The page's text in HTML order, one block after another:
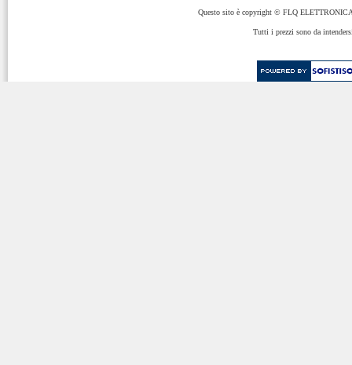
Questo sito è copyright © FLQ
Tutti i prezzi sono da